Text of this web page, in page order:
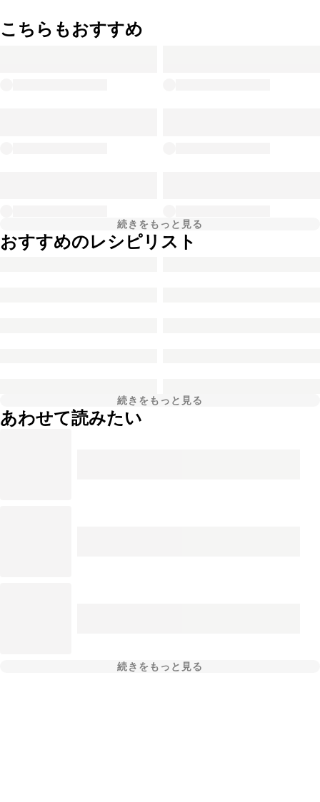
こちらもおすすめ
続きをもっと見る
おすすめのレシピリスト
続きをもっと見る
あわせて読みたい
続きをもっと見る